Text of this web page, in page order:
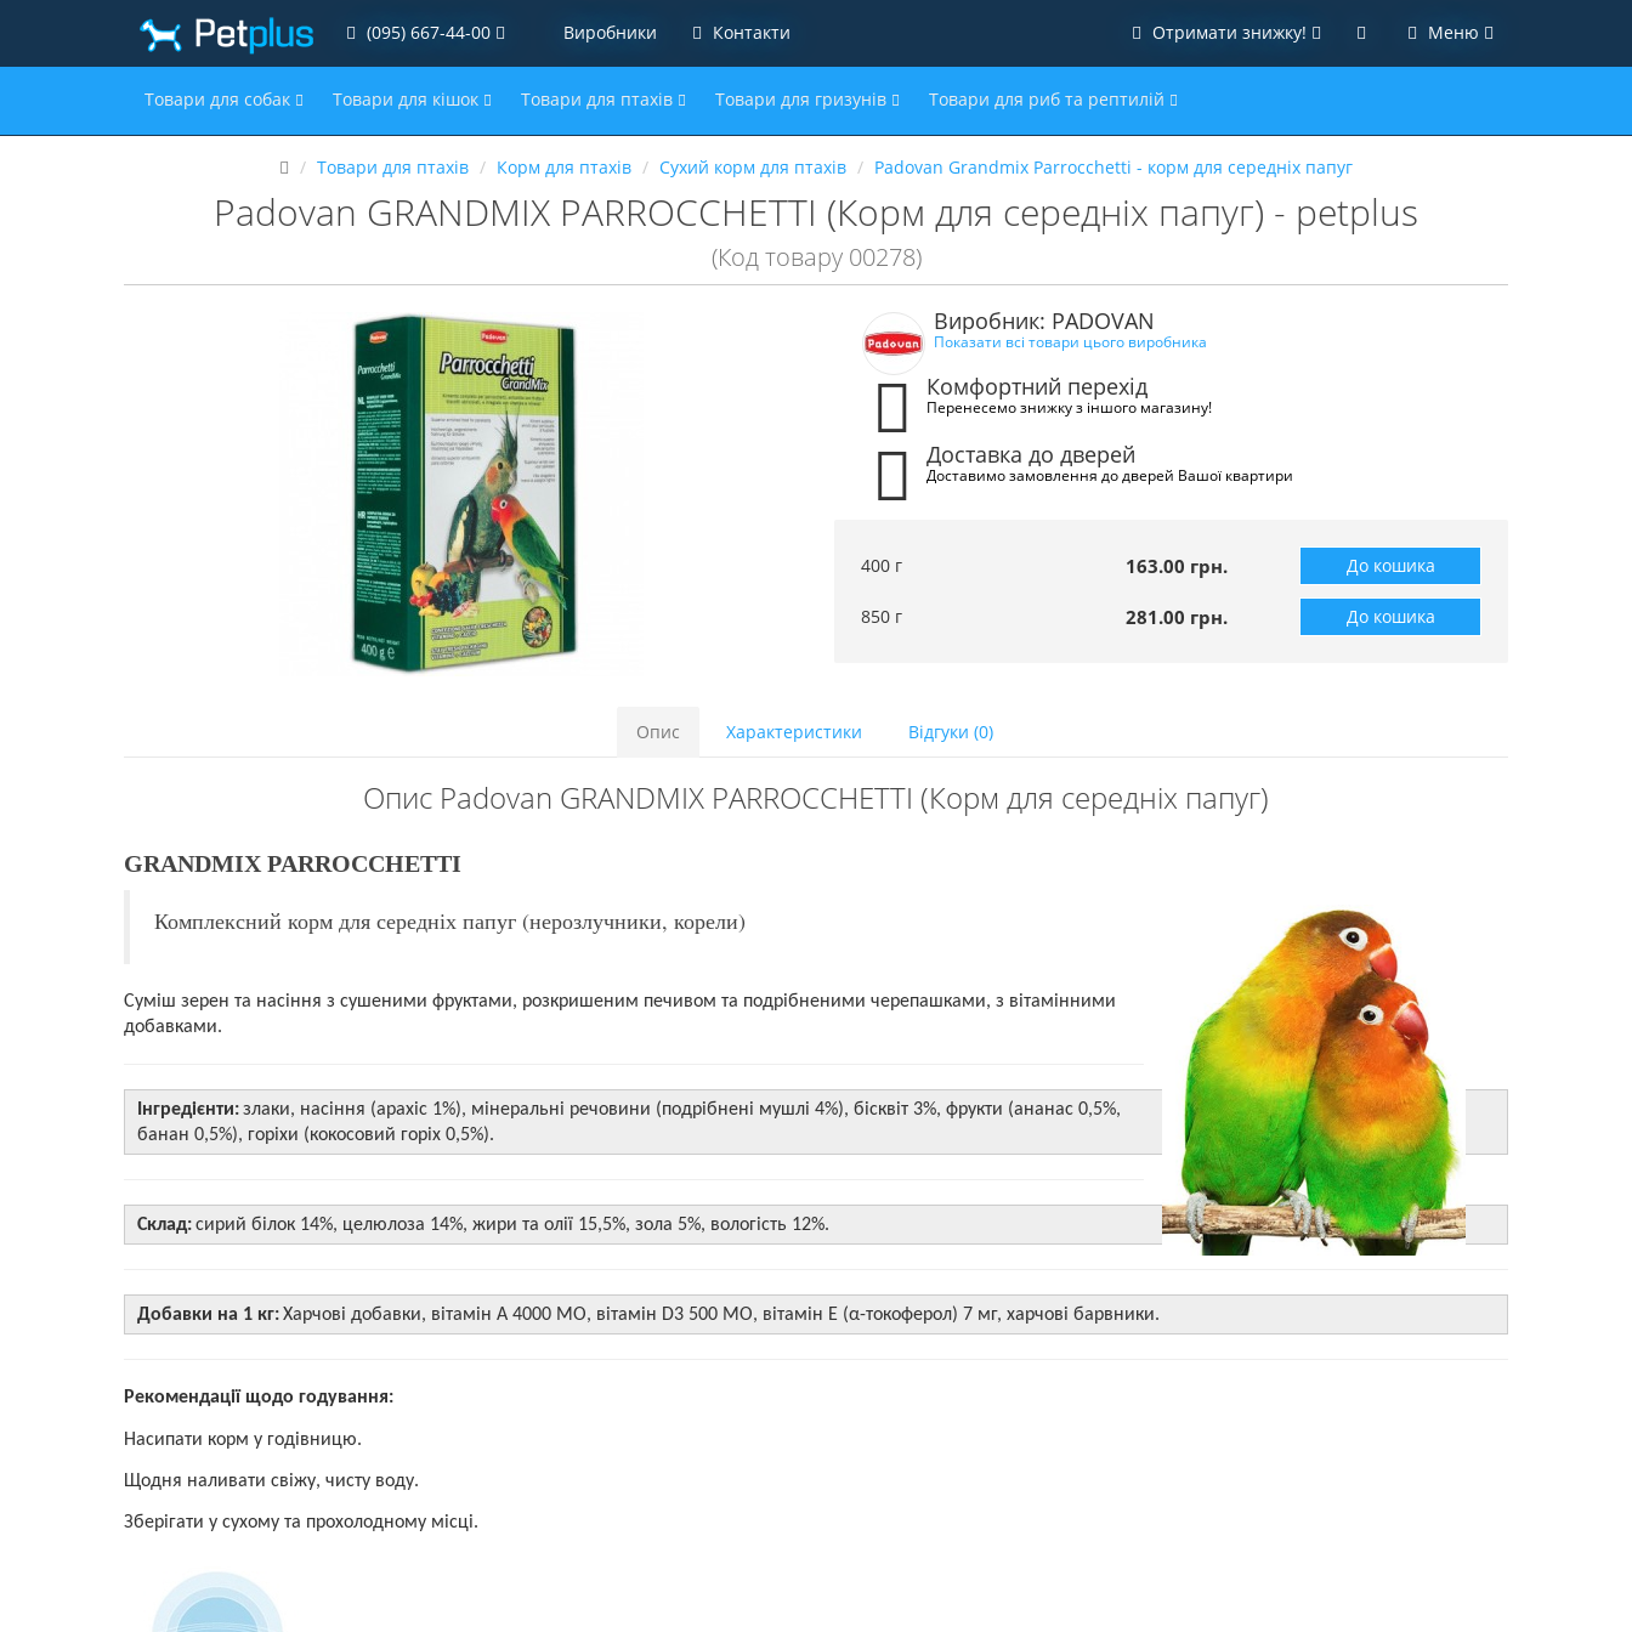
(095) 667-44-00 Виробники Контакти Отримати знижку! Меню
Товари для собак Товари для кішок Товари для птахів Товари для гризунів Товари для риб та рептилій
Товари для птахів Корм для птахів Сухий корм для птахів Padovan Grandmix Parrocchetti - корм для середніх папуг
Padovan GRANDMIX PARROCCHETTI (Корм для середніх папуг) - petplus
(Код товару 00278)
Виробник: PADOVAN
Показати всі товари цього виробника
Комфортний перехід
Перенесемо знижку з іншого магазину!
Доставка до дверей
Доставимо замовлення до дверей Вашої квартири
400 г 163.00 грн. До кошика
850 г 281.00 грн. До кошика
Опис Характеристики Відгуки (0)
Опис Padovan GRANDMIX PARROCCHETTI (Корм для середніх папуг)
GRANDMIX PARROCCHETTI
Комплексний корм для середніх папуг (нерозлучники, корели)
Суміш зерен та насіння з сушеними фруктами, розкришеним печивом та подрібненими черепашками, з вітамінними
добавками.
Інгредієнти:злаки, насіння (арахіс 1%), мінеральні речовини (подрібнені мушлі 4%), бісквіт 3%, фрукти (ананас 0,5%,
банан 0,5%), горіхи (кокосовий горіх 0,5%).
Склад:сирий білок 14%, целюлоза 14%, жири та олії 15,5%, зола 5%, вологість 12%.
Добавки на 1 кг:Харчові добавки, вітамін А 4000 МО, вітамін D3 500 МО, вітамін Е (α-токоферол) 7 мг, харчові барвники.
Рекомендації щодо годування:
Насипати корм у годівницю.
Щодня наливати свіжу, чисту воду.
Зберігати у сухому та прохолодному місці.